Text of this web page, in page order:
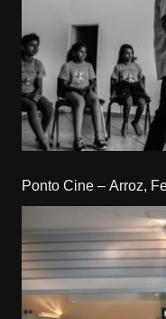
Ponto Cine – Arroz,